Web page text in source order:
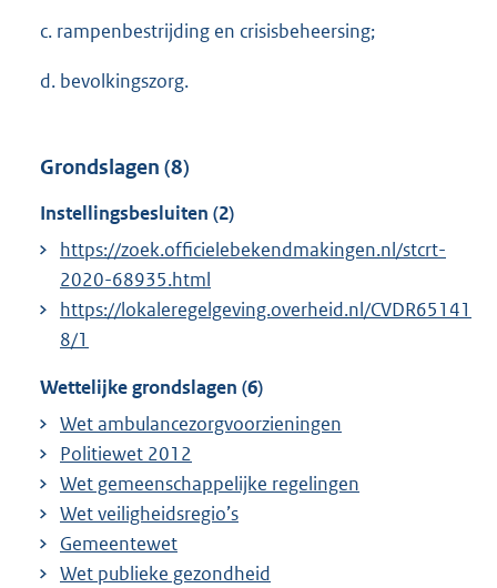
c. rampenbestrijding en crisisbeheersing;
d. bevolkingszorg.
Grondslagen (8)
Instellingsbesluiten (2)
https://zoek.officielebekendmakingen.nl/stcrt-
2020-68935.html
https://lokaleregelgeving.overheid.nl/CVDR65141
8/1
Wettelijke grondslagen (6)
Wet ambulancezorgvoorzieningen
Politiewet 2012
Wet gemeenschappelijke regelingen
Wet veiligheidsregio’s
Gemeentewet
Wet publieke gezondheid